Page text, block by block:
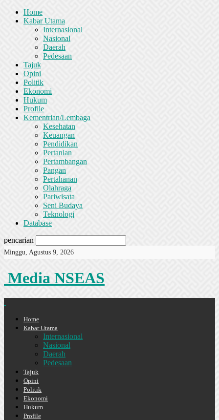
Home
Kabar Utama
Internasional
Nasional
Daerah
Pedesaan
Tajuk
Opini
Politik
Ekonomi
Hukum
Profile
Kementrian/Lembaga
Kesehatan
Keuangan
Pendidikan
Pertanian
Pertambangan
Pangan
Pertahanan
Olahraga
Pariwisata
Seni Budaya
Teknologi
Database
pencarian
Minggu, Agustus 9, 2026
Media NSEAS
Home
Kabar Utama
Internasional
Nasional
Daerah
Pedesaan
Tajuk
Opini
Politik
Ekonomi
Hukum
Profile